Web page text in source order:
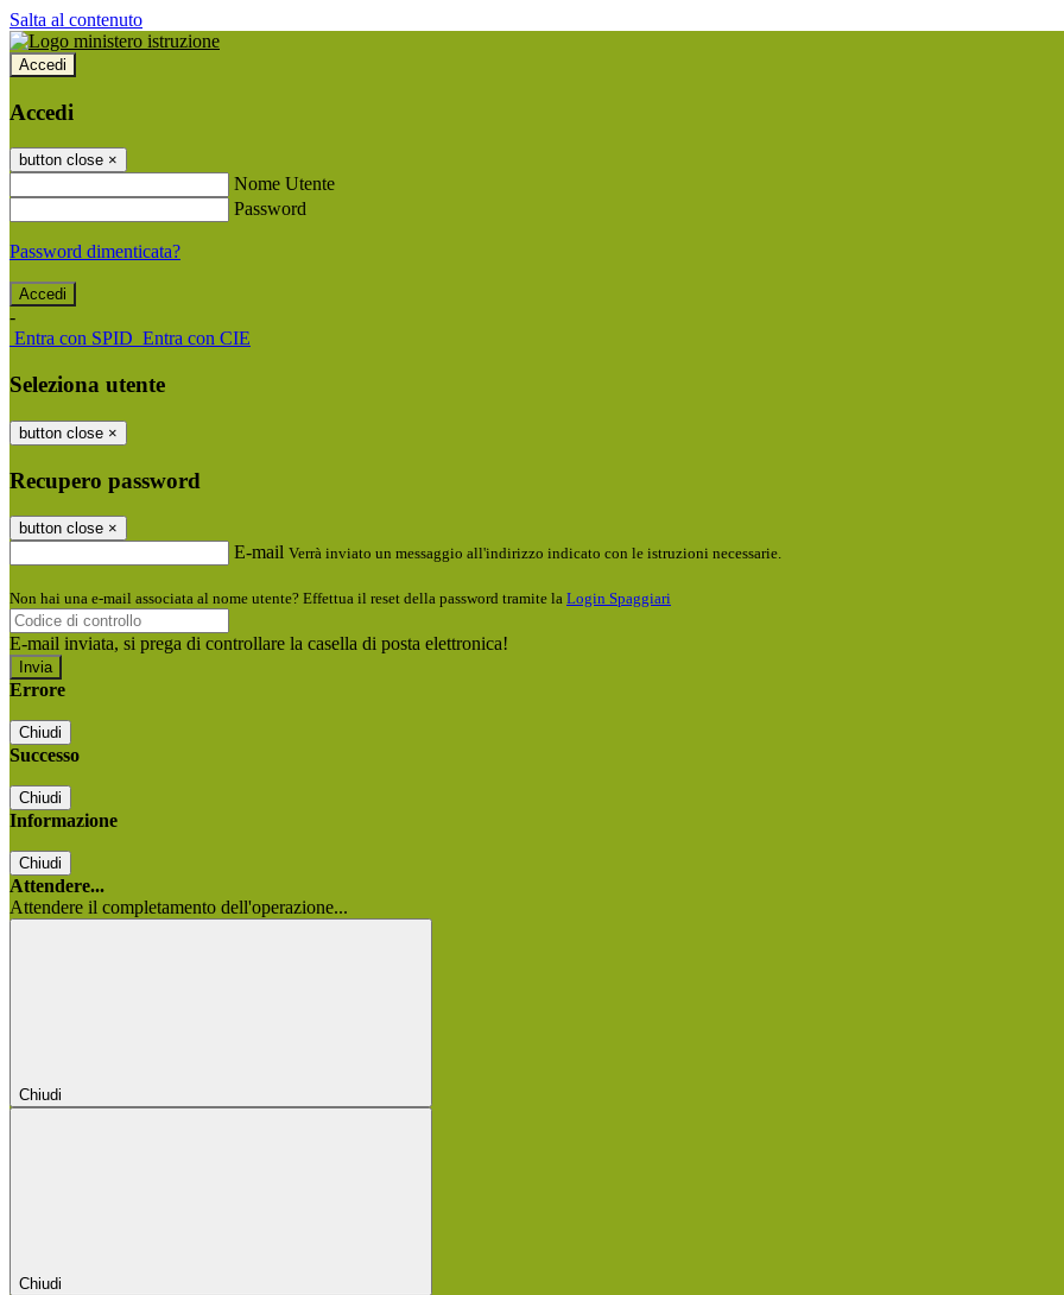
Salta al contenuto
Accedi
Accedi
button close ×
Nome Utente
Password
Password dimenticata?
-
Entra con SPID Entra con CIE
Seleziona utente
button close ×
Recupero password
button close ×
E-mail Verrà inviato un messaggio all'indirizzo indicato con le istruzioni necessarie.
Non hai una e-mail associata al nome utente? Effettua il reset della password tramite la Login Spaggiari
E-mail inviata, si prega di controllare la casella di posta elettronica!
Errore
Chiudi
Successo
Chiudi
Informazione
Chiudi
Attendere...
Attendere il completamento dell'operazione...
Chiudi
Chiudi